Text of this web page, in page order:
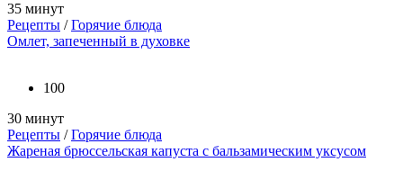
35 минут
Рецепты /Горячие блюда
Омлет, запеченный в духовке
100
30 минут
Рецепты /Горячие блюда
Жареная брюссельская капуста с бальзамическим уксусом